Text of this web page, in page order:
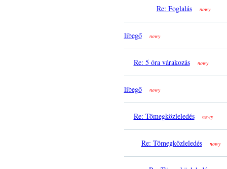
Re: Foglalás nowy
libegő nowy
Re: 5 óra várakozás nowy
libegő nowy
Re: Tömegközleledés nowy
Re: Tömegközleledés nowy